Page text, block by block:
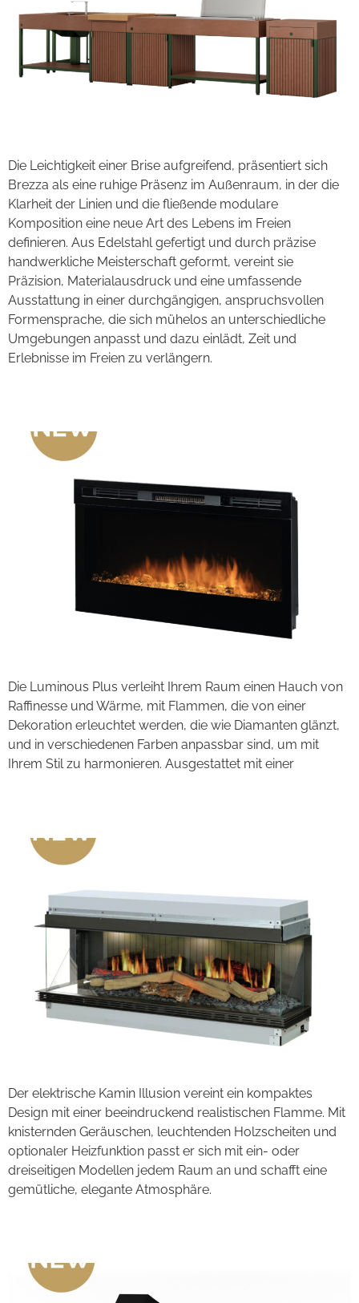
Die Leichtigkeit einer Brise aufgreifend, präsentiert sich
Brezza als eine ruhige Präsenz im Außenraum, in der die
Klarheit der Linien und die fließende modulare
Komposition eine neue Art des Lebens im Freien
definieren. Aus Edelstahl gefertigt und durch präzise
handwerkliche Meisterschaft geformt, vereint sie
Präzision, Materialausdruck und eine umfassende
Ausstattung in einer durchgängigen, anspruchsvollen
Formensprache, die sich mühelos an unterschiedliche
Umgebungen anpasst und dazu einlädt, Zeit und
Erlebnisse im Freien zu verlängern.
Die Luminous Plus verleiht Ihrem Raum einen Hauch von
Raffinesse und Wärme, mit Flammen, die von einer
Dekoration erleuchtet werden, die wie Diamanten glänzt,
und in verschiedenen Farben anpassbar sind, um mit
Ihrem Stil zu harmonieren. Ausgestattet mit einer
Der elektrische Kamin Illusion vereint ein kompaktes
Design mit einer beeindruckend realistischen Flamme. Mit
knisternden Geräuschen, leuchtenden Holzscheiten und
optionaler Heizfunktion passt er sich mit ein- oder
dreiseitigen Modellen jedem Raum an und schafft eine
gemütliche, elegante Atmosphäre.